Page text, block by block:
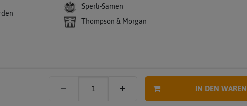
IN DEN
Sperli-Samen
Thompson & Morgan
vorbehalten. Alle Preise inkl. MwSt. zzgl. Versand.